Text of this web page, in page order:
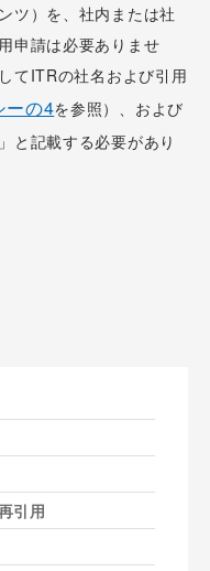
ツ）を、社内または社
申請は必要ありませ
てITRの社名および引用
ーの4を参照）、および
と記載する必要があり
引用